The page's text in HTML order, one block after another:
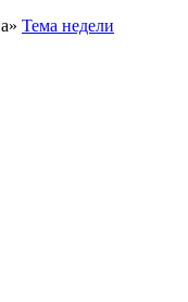
Тема недели